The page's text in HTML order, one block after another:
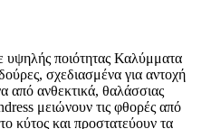
ποιότητας Καλύμματα
σχεδιασμένα για αντοχή
από ανθεκτικά, θαλάσσιας
μειώνουν τις φθορές από
κύτος και προστατεύουν τα